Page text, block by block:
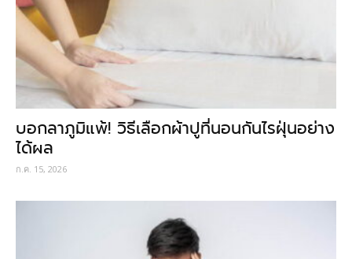
บอกลาภูมิแพ้! วิธีเลือกผ้าปูที่นอนกันไรฝุ่นอย่าง
ได้ผล
ก.ค. 15, 2026